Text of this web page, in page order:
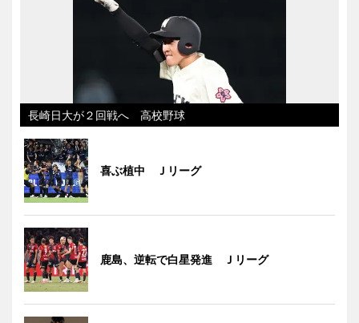
長崎日大が２回戦へ 高校野球
喜ぶ植中 Ｊリーグ
鹿島、逆転で白星発進 Ｊリーグ